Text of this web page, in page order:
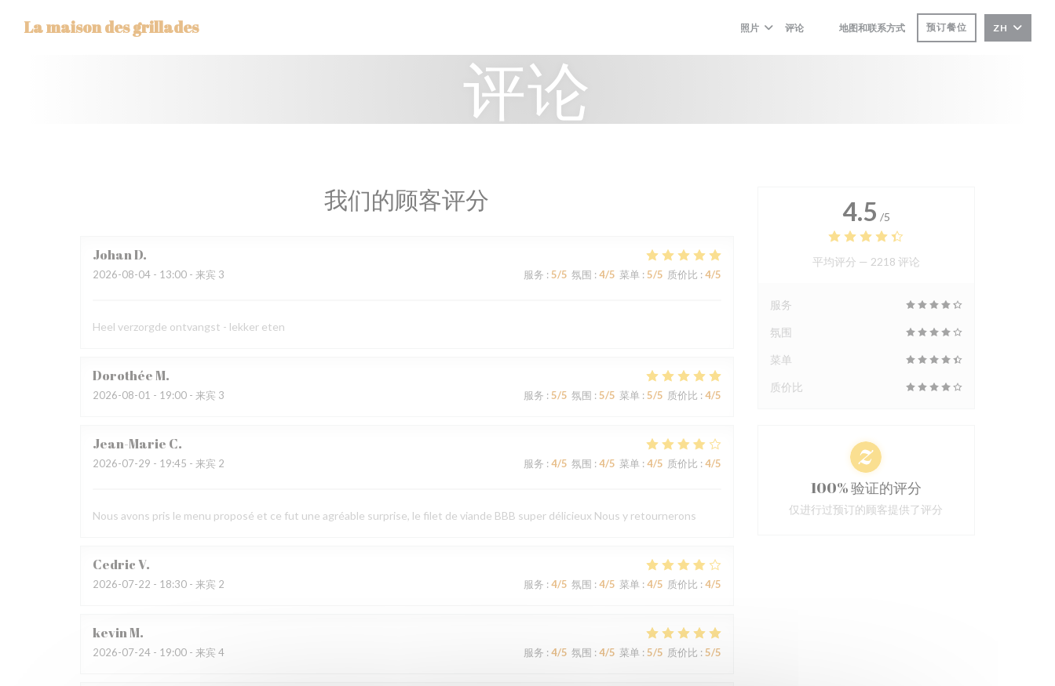
La maison des grillades 照片 评论
((在新窗口中打开))
((在新窗口中打开))
地图和联系方式 预订餐位 ZH
评论
我们的顾客评分
JohanD
2026-08-04 - 13:00 - 来宾 3 服务 : 5/5 氛围 : 4/5 菜单: 5/5 质价比 : 4/5
Heel verzorgde ontvangst - lekker eten
DorothéeM
2026-08-01 - 19:00 - 来宾 3 服务 : 5/5 氛围 : 5/5 菜单: 5/5 质价比 : 4/5
Jean-Marie C
2026-07-29 - 19:45 - 来宾 2 服务 : 4/5 氛围 : 4/5 菜单: 4/5 质价比 : 4/5
Nous avons pris le menu proposé et ce fut une agréable surprise, le filet de viande BBB super délicieux Nous y retournerons
CedricV
2026-07-22 - 18:30 - 来宾 2 服务 : 4/5 氛围 : 4/5 菜单: 4/5 质价比 : 4/5
kevinM
2026-07-24 - 19:00 - 来宾 4 服务 : 4/5 氛围 : 4/5 菜单: 5/5 质价比 : 5/5
4.5 /5
平均评分 — 2218 评论
服务
氛围
菜单
质价比
100% 验证的评分
仅进行过预订的顾客提供了评分